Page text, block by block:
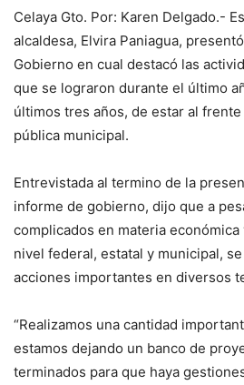
Celaya Gto. Por: Karen Delgado.-
alcaldesa, Elvira Paniagua,
Gobierno en cual destacó las
que se lograron durante el último
últimos tres años, de estar al
pública municipal.
Entrevistada al termino de la
informe de gobierno, dijo que a
complicados en materia
nivel federal, estatal y municipal,
acciones importantes en diversos
“Realizamos una cantidad
estamos dejando un banco de
terminados para que haya